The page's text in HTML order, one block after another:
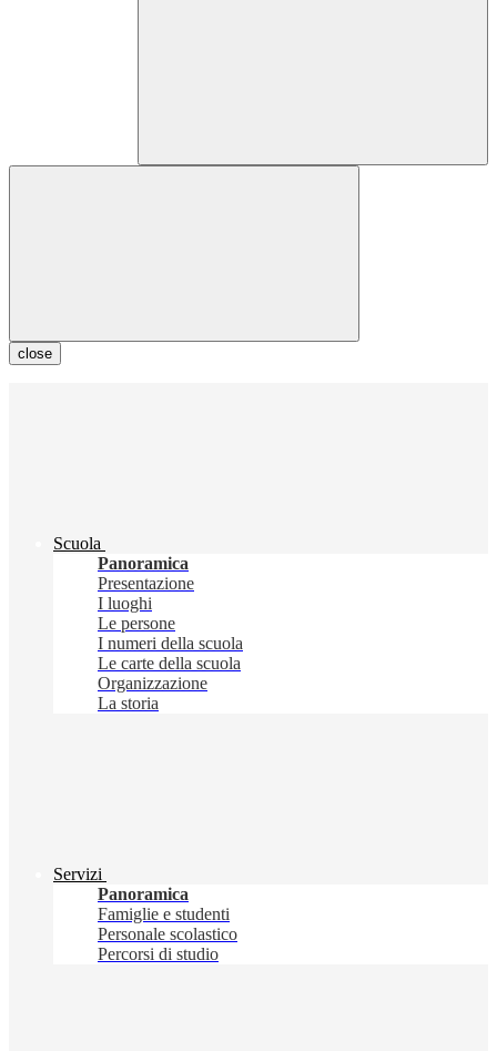
close
Scuola
Panoramica
Presentazione
I luoghi
Le persone
I numeri della scuola
Le carte della scuola
Organizzazione
La storia
Servizi
Panoramica
Famiglie e studenti
Personale scolastico
Percorsi di studio